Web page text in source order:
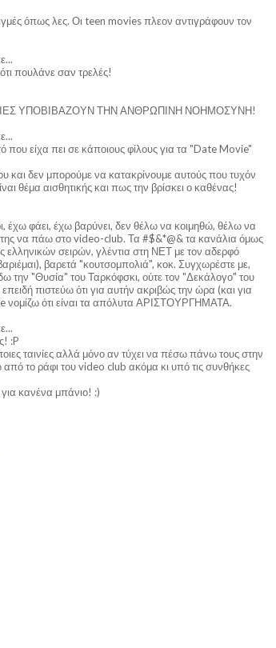
όπως λες. Οι teen movies πλεον αντιγράφουν τον
πουλάνε σαν τρελές!
ΥΠΟΒΙΒΑΖΟΥΝ ΤΗΝ ΑΝΘΡΩΠΙΝΗ ΝΟΗΜΟΣΥΝΗ!
που είχα πει σε κάποιους φίλους για τα "Date Movie"
και δεν μπορούμε να κατακρίνουμε αυτούς που τυχόν
θέμα αισθητικής και πως την βρίσκει ο καθένας!
έχω φάει, έχω βαρύνει, δεν θέλω να κοιμηθώ, θέλω να
να πάω στο video-club. Τα #$&*@& τα κανάλια όμως
ελληνικών σειρών, γλέντια στη ΝΕΤ με τον αδερφό
βαρετά "κουτσομπολιά", κοκ. Συγχωρέστε με,
την "Θυσία" του Ταρκόφσκι, ούτε τον "Δεκάλογο" του
πιστεύω ότι για αυτήν ακριβώς την ώρα (και για
νομίζω ότι είναι τα απόλυτα ΑΡΙΣΤΟΥΡΓΗΜΑΤΑ.
:P
ταινίες αλλά μόνο αν τύχει να πέσω πάνω τους στην
το ράφι του video club ακόμα κι υπό τις συνθήκες
κανένα μπάνιο! :)